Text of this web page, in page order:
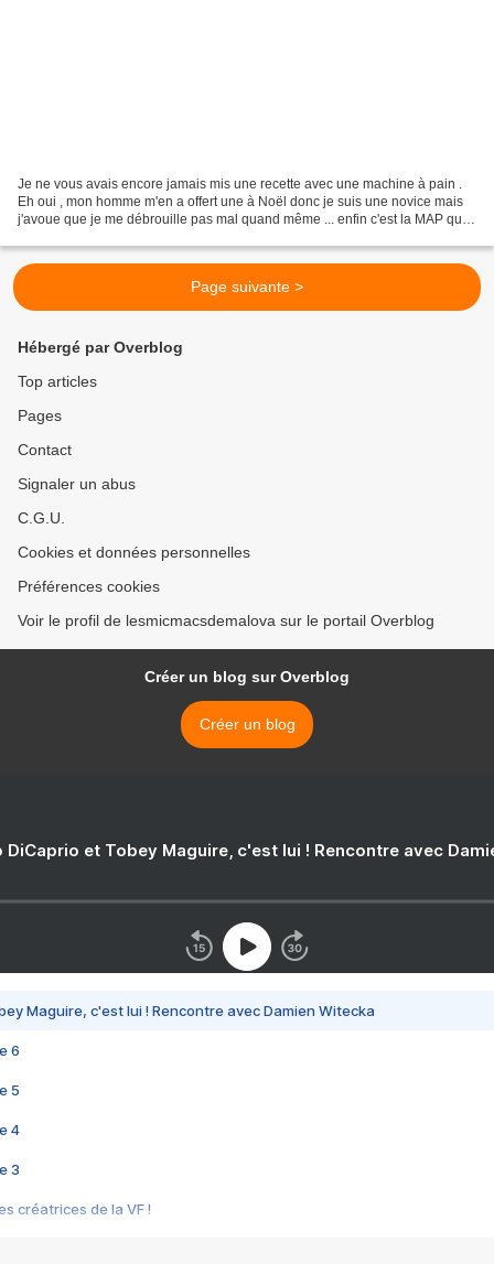
Je ne vous avais encore jamais mis une recette avec une machine à pain .
Eh oui , mon homme m'en a offert une à Noël donc je suis une novice mais
j'avoue que je me débrouille pas mal quand même ... enfin c'est la MAP qui
Page suivante >
Hébergé par Overblog
Top articles
Pages
Contact
Signaler un abus
C.G.U.
Cookies et données personnelles
Préférences cookies
Voir le profil de lesmicmacsdemalova sur le portail Overblog
Créer un blog sur Overblog
Créer un blog
DiCaprio et Tobey Maguire, c'est lui ! Rencontre avec
Maguire, c'est lui ! Rencontre avec Damien Witecka
6
5
4
3
créatrices de la VF !